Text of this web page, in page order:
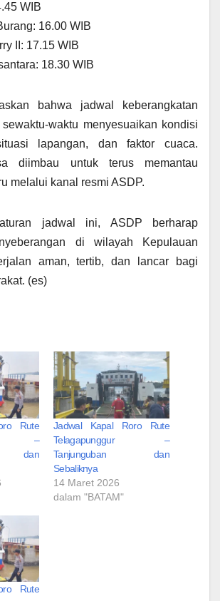
WIB
16.00 WIB
II: 17.15 WIB
18.30 WIB
bahwa jadwal keberangkatan
waktu menyesuaikan kondisi
lapangan, dan faktor cuaca.
diimbau untuk terus memantau
melalui kanal resmi ASDP.
jadwal ini, ASDP berharap
di wilayah Kepulauan
aman, tertib, dan lancar bagi
(es)
Rute
–
dan
Jadwal Kapal Roro Rute
Telagapunggur –
Tanjunguban dan
Sebaliknya
14 Maret 2026
dalam "BATAM"
Rute